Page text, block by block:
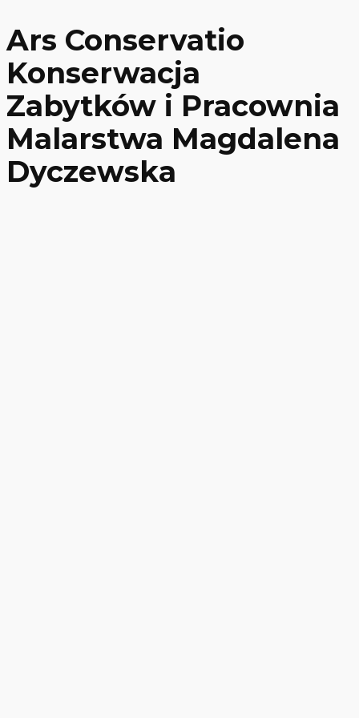
Ars Conservatio
Konserwacja
Zabytków i Pracownia
Malarstwa Magdalena
Dyczewska